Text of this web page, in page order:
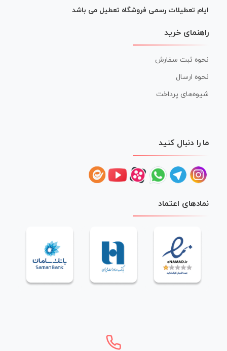
ایام تعطیلات رسمی فروشگاه تعطیل می باشد
راهنمای خرید
نحوه ثبت سفارش
نحوه ارسال
شیوه‌های پرداخت
ما را دنبال کنید
نمادهای اعتماد